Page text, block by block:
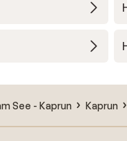
See - Kaprun Kaprun